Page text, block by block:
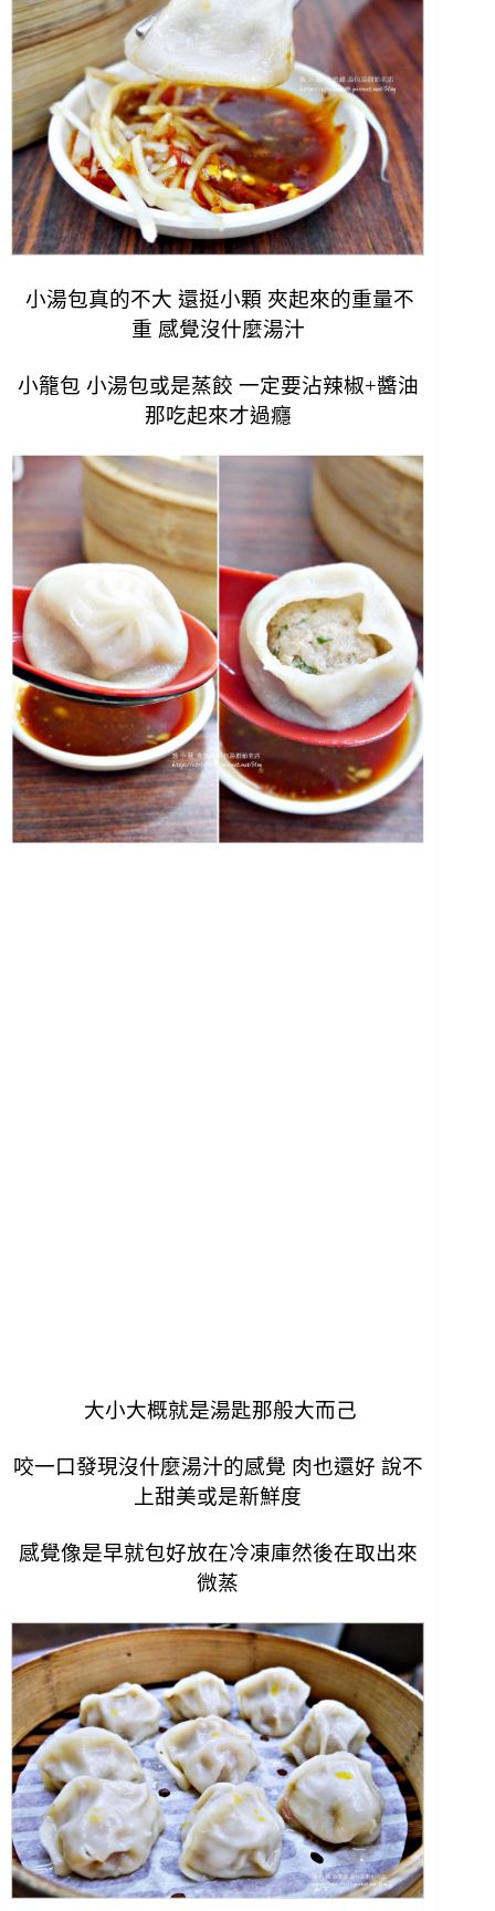
小湯包真的不大 還挺小顆 夾起來的重量不
重 感覺沒什麼湯汁
小籠包 小湯包或是蒸餃 一定要沾辣椒+醬油
那吃起來才過癮
大小大概就是湯匙那般大而己
咬一口發現沒什麼湯汁的感覺 肉也還好 說不
上甜美或是新鮮度
感覺像是早就包好放在冷凍庫然後在取出來
微蒸